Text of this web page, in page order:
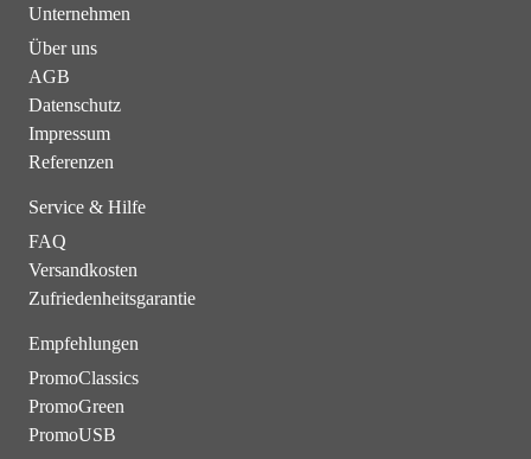
Unternehmen
Über uns
AGB
Datenschutz
Impressum
Referenzen
Service & Hilfe
FAQ
Versandkosten
Zufriedenheitsgarantie
Empfehlungen
PromoClassics
PromoGreen
PromoUSB